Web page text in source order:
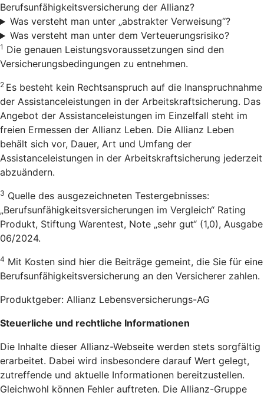
Berufsunfähigkeitsversicherung der Allianz?
Was versteht man unter „abstrakter Verweisung“?
Was versteht man unter dem Verteuerungsrisiko?
1 Die genauen Leistungsvoraussetzungen sind den
Versicherungsbedingungen zu entnehmen.
2 Es besteht kein Rechtsanspruch auf die Inanspruchnahme
der Assistanceleistungen in der Arbeitskraftsicherung. Das
Angebot der Assistanceleistungen im Einzelfall steht im
freien Ermessen der Allianz Leben. Die Allianz Leben
behält sich vor, Dauer, Art und Umfang der
Assistanceleistungen in der Arbeitskraftsicherung jederzeit
abzuändern.
3 Quelle des ausgezeichneten Testergebnisses:
„Berufsunfähigkeitsversicherungen im Vergleich“ Rating
Produkt, Stiftung Warentest, Note „sehr gut“ (1,0), Ausgabe
06/2024.
4 Mit Kosten sind hier die Beiträge gemeint, die Sie für eine
Berufsunfähigkeitsversicherung an den Versicherer zahlen.
Produktgeber: Allianz Lebensversicherungs-AG
Steuerliche und rechtliche Informationen
Die Inhalte dieser Allianz-Webseite werden stets sorgfältig
erarbeitet. Dabei wird insbesondere darauf Wert gelegt,
zutreffende und aktuelle Informationen bereitzustellen.
Gleichwohl können Fehler auftreten. Die Allianz-Gruppe